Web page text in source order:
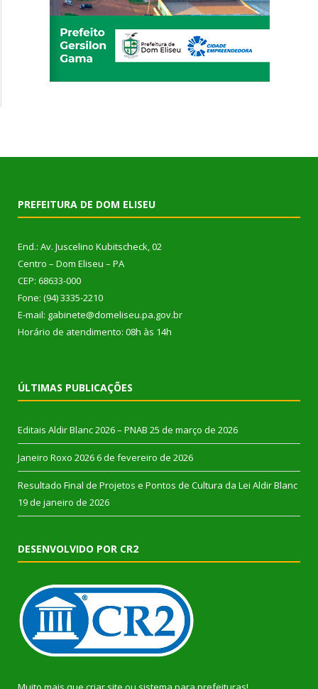
PREFEITURA DE DOM ELISEU
End.: Av. Juscelino Kubitscheck, 02
Centro – Dom Eliseu – PA
CEP: 68633-000
Fone: (94) 3335-2210
E-mail: gabinete@domeliseu.pa.gov.br
Horário de atendimento: 08h às 14h
ÚLTIMAS PUBLICAÇÕES
Editais Aldir Blanc 2026 – PNAB 25 de março de 2026
Janeiro Roxo 2026 6 de fevereiro de 2026
Resultado Final de Projetos e Pontos de Cultura da Lei Aldir Blanc
19 de janeiro de 2026
DESENVOLVIDO POR CR2